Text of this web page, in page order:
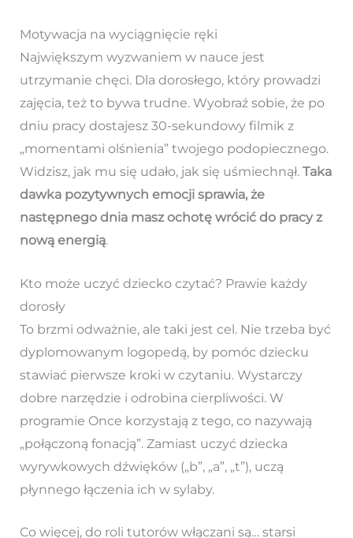
Motywacja na wyciągnięcie ręki
Największym wyzwaniem w nauce jest
utrzymanie chęci. Dla dorosłego, który prowadzi
zajęcia, też to bywa trudne. Wyobraź sobie, że po
dniu pracy dostajesz 30-sekundowy filmik z
„momentami olśnienia” twojego podopiecznego.
Widzisz, jak mu się udało, jak się uśmiechnął. Taka
dawka pozytywnych emocji sprawia, że
następnego dnia masz ochotę wrócić do pracy z
nową energią.
Kto może uczyć dziecko czytać? Prawie każdy
dorosły
To brzmi odważnie, ale taki jest cel. Nie trzeba być
dyplomowanym logopedą, by pomóc dziecku
stawiać pierwsze kroki w czytaniu. Wystarczy
dobre narzędzie i odrobina cierpliwości. W
programie Once korzystają z tego, co nazywają
„połączoną fonacją”. Zamiast uczyć dziecka
wyrywkowych dźwięków („b”, „a”, „t”), uczą
płynnego łączenia ich w sylaby.
Co więcej, do roli tutorów włączani są… starsi